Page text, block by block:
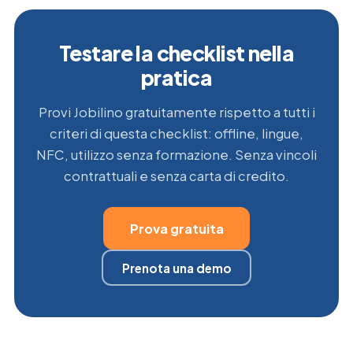
Testare la checklist nella
pratica
Provi Jobilino gratuitamente rispetto a tutti i
criteri di questa checklist: offline, lingue,
NFC, utilizzo senza formazione. Senza vincoli
contrattuali e senza carta di credito.
Prova gratuita
Prenota una demo